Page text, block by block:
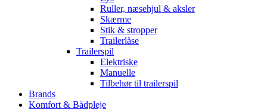
Ruller, næsehjul & aksler
Skærme
Stik & stropper
Trailerlåse
Trailerspil
Elektriske
Manuelle
Tilbehør til trailerspil
Brands
Komfort & Bådpleje